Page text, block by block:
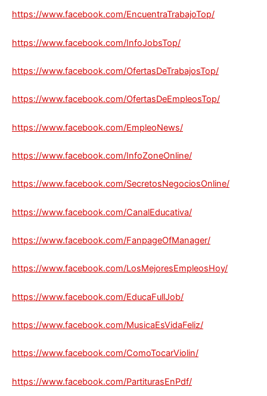
https://www.facebook.com/EncuentraTrabajoTop/
https://www.facebook.com/InfoJobsTop/
https://www.facebook.com/OfertasDeTrabajosTop/
https://www.facebook.com/OfertasDeEmpleosTop/
https://www.facebook.com/EmpleoNews/
https://www.facebook.com/InfoZoneOnline/
https://www.facebook.com/SecretosNegociosOnline/
https://www.facebook.com/CanalEducativa/
https://www.facebook.com/FanpageOfManager/
https://www.facebook.com/LosMejoresEmpleosHoy/
https://www.facebook.com/EducaFullJob/
https://www.facebook.com/MusicaEsVidaFeliz/
https://www.facebook.com/ComoTocarViolin/
https://www.facebook.com/PartiturasEnPdf/